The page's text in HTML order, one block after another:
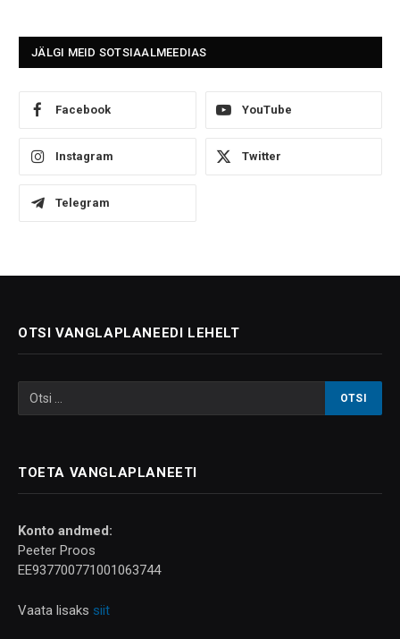
JÄLGI MEID SOTSIAALMEEDIAS
Facebook YouTube
Instagram Twitter
Telegram
OTSI VANGLAPLANEEDI LEHELT
TOETA VANGLAPLANEETI
Konto andmed:
Peeter Proos
EE937700771001063744
Vaata lisaks siit